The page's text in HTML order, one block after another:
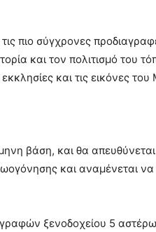
πιο σύγχρονες
και τον πολιτισμό του
και τις εικόνες
βάση, και θα
και αναμένεται να
ξενοδοχείου 5